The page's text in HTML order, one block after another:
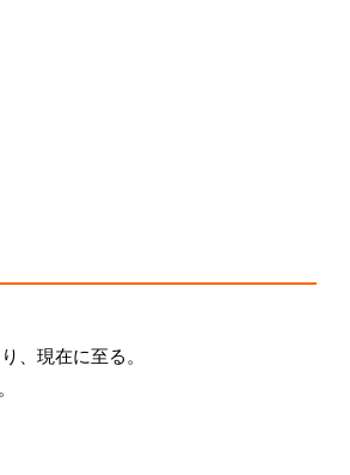
、現在に至る。